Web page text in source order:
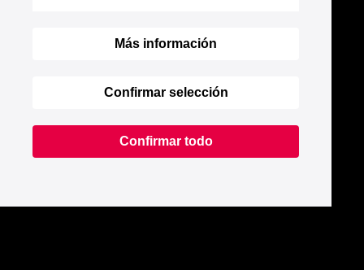
Más información
Confirmar selección
Confirmar todo